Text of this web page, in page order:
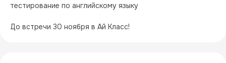
тестирование по английскому языку
До встречи 30 ноября в Ай Класс!